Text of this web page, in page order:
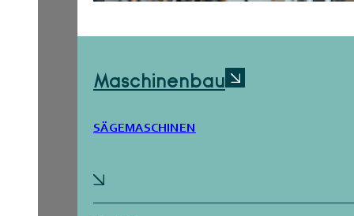
Maschinenbau
SÄGEMASCHINEN